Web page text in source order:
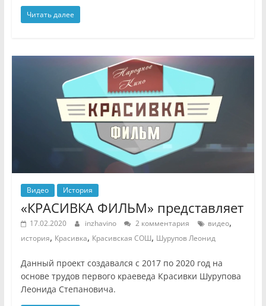
Читать далее
Видео История
«КРАСИВКА ФИЛЬМ» представляет
17.02.2020 inzhavino 2 комментария видео,
история, Красивка, Красивская СОШ, Шурупов Леонид
Данный проект создавался с 2017 по 2020 год на
основе трудов первого краеведа Красивки Шурупова
Леонида Степановича.